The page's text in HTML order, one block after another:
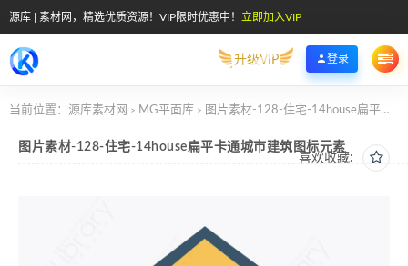
源库 | 素材网，精选优质资源！VIP限时优惠中！ 立即加入VIP
升级VIP 登录
当前位置： 源库素材网 > MG平面库 > 图片素材-128-住宅-14house扁平卡通城市建筑图标元素
喜欢收藏:
图片素材-128-住宅-14house扁平卡通城市建筑图标元素